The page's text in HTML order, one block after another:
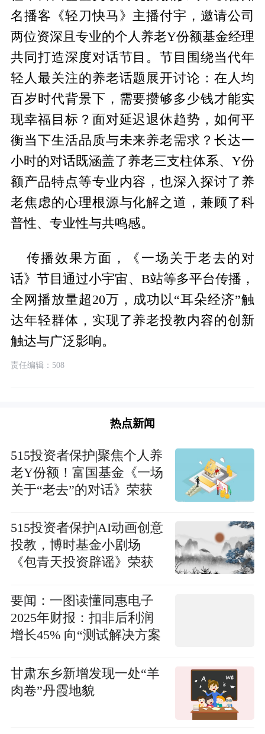
名播客《轻刀快马》主播付宇，邀请公司
两位资深且专业的个人养老Y份额基金经理
共同打造深度对话节目。节目围绕当代年
轻人最关注的养老话题展开讨论：在人均
百岁时代背景下，需要攒够多少钱才能实
现幸福目标？面对延迟退休趋势，如何平
衡当下生活品质与未来养老需求？长达一
小时的对话既涵盖了养老三支柱体系、Y份
额产品特点等专业内容，也深入探讨了养
老焦虑的心理根源与化解之道，兼顾了科
普性、专业性与共鸣感。
传播效果方面，《一场关于老去的对
话》节目通过小宇宙、B站等多平台传播，
全网播放量超20万，成功以“耳朵经济”触
达年轻群体，实现了养老投教内容的创新
触达与广泛影响。
责任编辑：508
热点新闻
515投资者保护|聚焦个人养
老Y份额！富国基金《一场
关于“老去”的对话》荣获
创新奖_今日精选
515投资者保护|AI动画创意
投教，博时基金小剧场
《包青天投资辟谣》荣获
创新奖
要闻：一图读懂同惠电子
2025年财报：扣非后利润
增长45% 向“测试解决方案
甘肃东乡新增发现一处“羊
肉卷”丹霞地貌